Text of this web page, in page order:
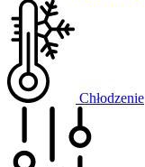
Chłodzenie